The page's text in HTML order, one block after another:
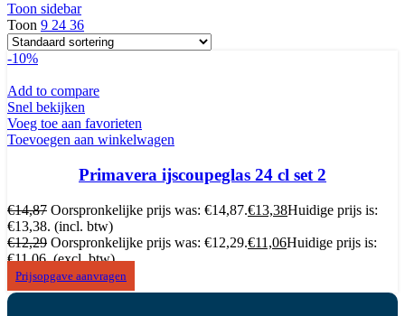
Toon sidebar
Toon 9 24 36
-10%
Add to compare
Snel bekijken
Voeg toe aan favorieten
Toevoegen aan winkelwagen
Primavera ijscoupeglas 24 cl set 2
€14,87 Oorspronkelijke prijs was: €14,87.€13,38Huidige prijs is:
€13,38. (incl. btw)
€12,29 Oorspronkelijke prijs was: €12,29.€11,06Huidige prijs is:
€11,06. (excl. btw)
Prijsopgave aanvragen